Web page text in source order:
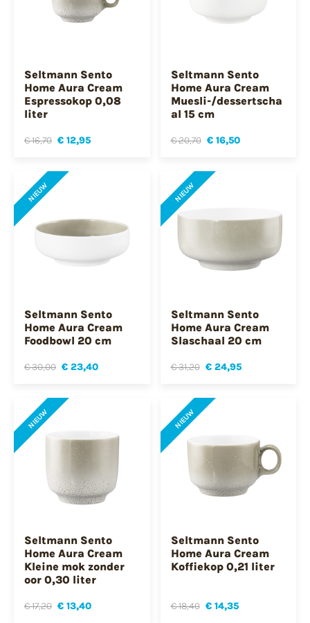
Seltmann Sento
Home Aura Cream
Espressokop 0,08
liter
€ 16,70 € 12,95
Seltmann Sento
Home Aura Cream
Muesli-/dessertscha
al 15 cm
€ 20,70 € 16,50
NIEUW
Seltmann Sento
Home Aura Cream
Foodbowl 20 cm
€ 30,00 € 23,40
NIEUW
Seltmann Sento
Home Aura Cream
Slaschaal 20 cm
€ 31,20 € 24,95
NIEUW
Seltmann Sento
Home Aura Cream
Kleine mok zonder
oor 0,30 liter
€ 17,20 € 13,40
NIEUW
Seltmann Sento
Home Aura Cream
Koffiekop 0,21 liter
€ 18,40 € 14,35